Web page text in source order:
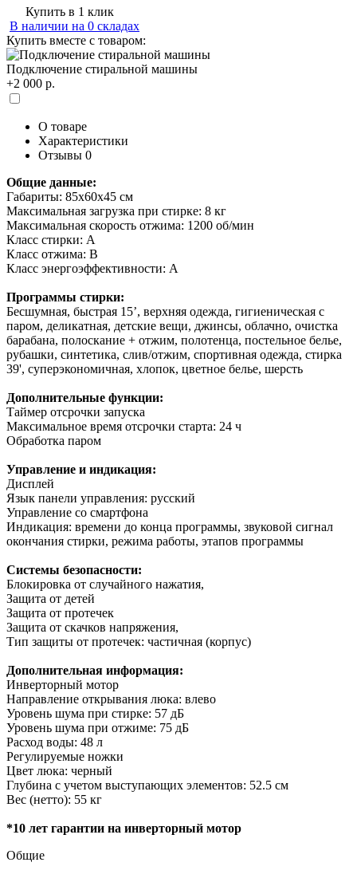
Купить в 1 клик
В наличии на 0 складах
Купить вместе с товаром:
Подключение стиральной машины
+2 000 р.
О товаре
Характеристики
Отзывы 0
Общие данные:
Габариты: 85x60x45 см
Максимальная загрузка при стирке: 8 кг
Максимальная скорость отжима: 1200 об/мин
Класс стирки: A
Класс отжима: B
Класс энергоэффективности: A
Программы стирки:
Бесшумная, быстрая 15’, верхняя одежда, гигиеническая с
паром, деликатная, детские вещи, джинсы, облачно, очистка
барабана, полоскание + отжим, полотенца, постельное белье,
рубашки, синтетика, слив/отжим, спортивная одежда, стирка
39', суперэкономичная, хлопок, цветное белье, шерсть
Дополнительные функции:
Таймер отсрочки запуска
Максимальное время отсрочки старта: 24 ч
Обработка паром
Управление и индикация:
Дисплей
Язык панели управления: русский
Управление со смартфона
Индикация: времени до конца программы, звуковой сигнал
окончания стирки, режима работы, этапов программы
Системы безопасности:
Блокировка от случайного нажатия,
Защита от детей
Защита от протечек
Защита от скачков напряжения,
Тип защиты от протечек: частичная (корпус)
Дополнительная информация:
Инверторный мотор
Направление открывания люка: влево
Уровень шума при стирке: 57 дБ
Уровень шума при отжиме: 75 дБ
Расход воды: 48 л
Регулируемые ножки
Цвет люка: черный
Глубина с учетом выступающих элементов: 52.5 см
Вес (нетто): 55 кг
*10 лет гарантии на инверторный мотор
Общие